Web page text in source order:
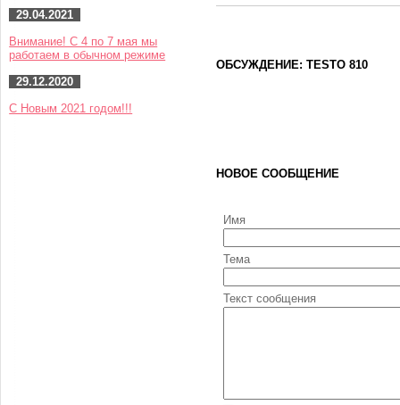
ОБСУЖДЕНИЕ: TESTO 810
НОВОЕ СООБЩЕНИЕ
Имя
Тема
Текст сообщения
29.04.2021
Внимание! С 4 по 7 мая мы
работаем в обычном режиме
29.12.2020
С Новым 2021 годом!!!